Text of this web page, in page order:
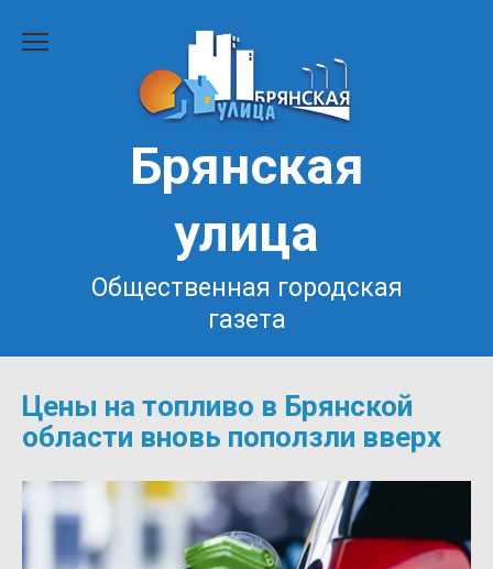
Брянская
улица
Общественная городская
газета
Цены на топливо в Брянской
области вновь поползли вверх